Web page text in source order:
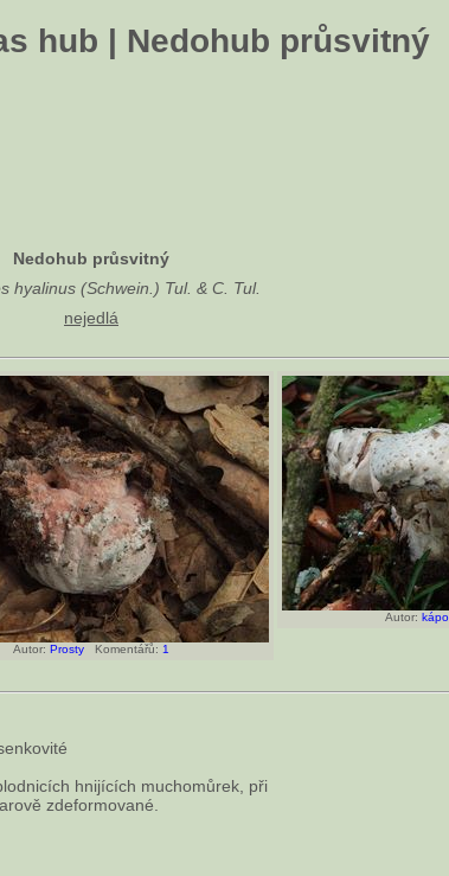
hub | Nedohub průsvitný
Nedohub průsvitný
hyalinus (Schwein.) Tul. & C. Tul.
nejedlá
Autor: Prosty Komentářů: 1
Autor: kápo
hnijících muchomůrek, při
zdeformované.